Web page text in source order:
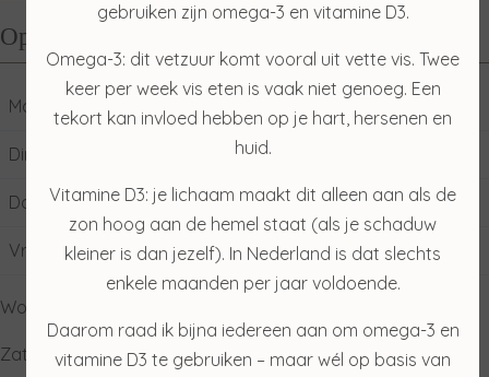
Openingstijden
Maandag 10:00
Dinsdag
Donderdag 09:00 17:00
Vrijdag 09:00
Woensdag: gesloten
Zaterdag: ophalen producten
gebruiken zijn omega-3 en vitamine D3.
Omega-3: dit vetzuur komt vooral uit vette vis. Twee
keer per week vis eten is vaak niet genoeg. Een
tekort kan invloed hebben op je hart, hersenen en
huid.
Vitamine D3: je lichaam maakt dit alleen aan als de
zon hoog aan de hemel staat (als je schaduw
kleiner is dan jezelf). In Nederland is dat slechts
enkele maanden per jaar voldoende.
Daarom raad ik bijna iedereen aan om omega-3 en
vitamine D3 te gebruiken – maar wél op basis van